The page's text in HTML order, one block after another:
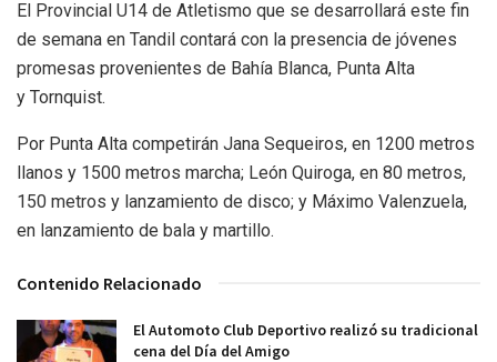
El Provincial U14 de Atletismo que se desarrollará este fin
de semana en Tandil contará con la presencia de jóvenes
promesas provenientes de Bahía Blanca, Punta Alta
y Tornquist.
Por Punta Alta competirán Jana Sequeiros, en 1200 metros
llanos y 1500 metros marcha; León Quiroga, en 80 metros,
150 metros y lanzamiento de disco; y Máximo Valenzuela,
en lanzamiento de bala y martillo.
Contenido Relacionado
El Automoto Club Deportivo realizó su tradicional
cena del Día del Amigo